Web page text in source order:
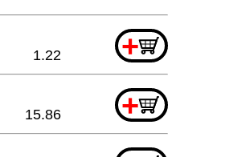
+
1.22
+
15.86